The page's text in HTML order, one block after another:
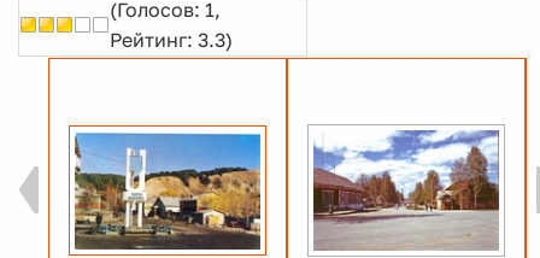
(Голосов: 1,
Рейтинг: 3.3)